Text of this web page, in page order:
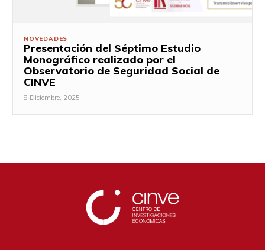
NOVEDADES
Presentación del Séptimo Estudio
Monográfico realizado por el
Observatorio de Seguridad Social de
CINVE
8 Diciembre, 2025